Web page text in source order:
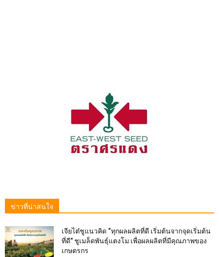
ข่าวที่น่าสนใจ
เจียไต๋ชูแนวคิด “ทุกผลผลิตที่ดี เริ่มต้นจากจุดเริ่มต้น
ที่ดี” ชูเมล็ดพันธุ์แตงโม เพื่อผลผลิตที่มีคุณภาพของ
เกษตรกร